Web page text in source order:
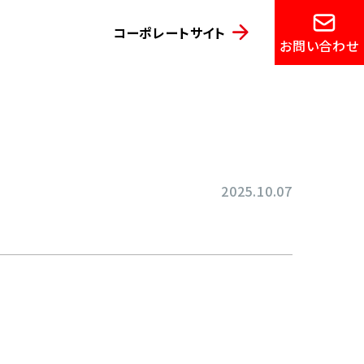
コーポレートサイト
お問い合わせ
2025.10.07